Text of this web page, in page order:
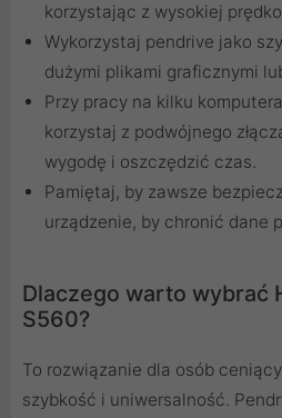
korzystając z wysokiej
Wykorzystaj pendrive jako
dużymi plikami graficznymi
Przy pracy na kilku
korzystaj z podwójnego
wygodę i oszczędzić czas.
Pamiętaj, by zawsze
urządzenie, by chronić dane
Dlaczego warto wybrać
S560?
To rozwiązanie dla osób
szybkość i uniwersalność.